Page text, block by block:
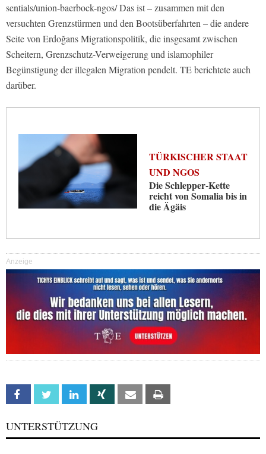
sentials/union-baerbock-ngos/ Das ist – zusammen mit den
versuchten Grenzstürmen und den Bootsüberfahrten – die andere
Seite von Erdoğans Migrationspolitik, die insgesamt zwischen
Scheitern, Grenzschutz-Verweigerung und islamophiler
Begünstigung der illegalen Migration pendelt. TE berichtete auch
darüber.
TÜRKISCHER STAAT
UND NGOS
Die Schlepper-Kette
reicht von Somalia bis in
die Ägäis
Anzeige
Facebook Twitter Linkedin Xing Email
UNTERSTÜTZUNG